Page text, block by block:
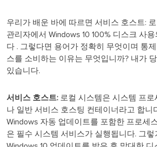
우리가 배운 바에 따르면 서비스 호스트:
관리자에서 Windows 10 100% 디스크 사용
다 . 그렇다면 용어가 정확히 무엇이며 통
스를 소비하는 이유는 무엇입니까? 내가
있습니다.
서비스 호스트: 로컬 시스템은 시스템 프로
나 일반 서비스 호스팅 컨테이너라고 합니
Windows 자동 업데이트를 포함한 프로세
은 필수 시스템 서비스가 실행됩니다. 그렇